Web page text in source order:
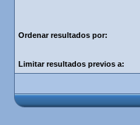
Ordenar resultados por:
Limitar resultados previos a: